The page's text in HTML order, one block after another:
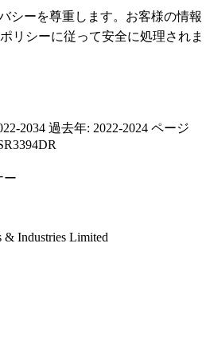
シーを尊重します。お客様の情報
リシーに従って安全に処理されま
2034 過去年: 2022-2024 ページ
ー